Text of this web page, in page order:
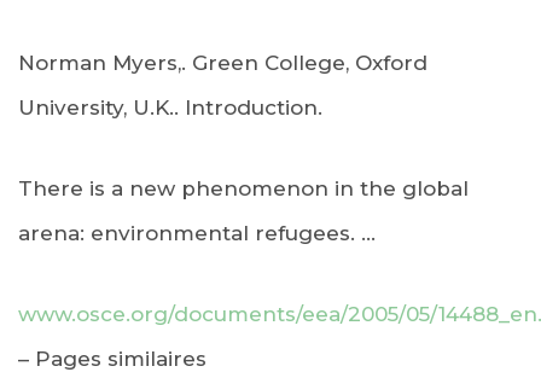
Norman Myers,. Green College, Oxford
University, U.K.. Introduction.
There is a new phenomenon in the global
arena: environmental refugees. …
www.osce.org/documents/eea/2005/05/
– Pages similaires